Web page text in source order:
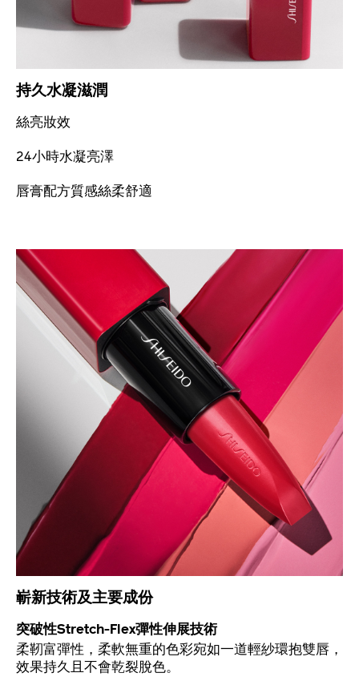
持久水凝滋潤
絲亮妝效
24小時水凝亮澤
唇膏配方質感絲柔舒適
嶄新技術及主要成份
突破性Stretch-Flex彈性伸展技術
柔靭富彈性，柔軟無重的色彩宛如一道輕紗環抱雙唇，
效果持久且不會乾裂脫色。